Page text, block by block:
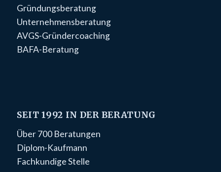
Gründungsberatung
Unternehmensberatung
AVGS-Gründercoaching
BAFA-Beratung
SEIT 1992 IN DER BERATUNG
Über 700 Beratungen
Diplom-Kaufmann
Fachkundige Stelle